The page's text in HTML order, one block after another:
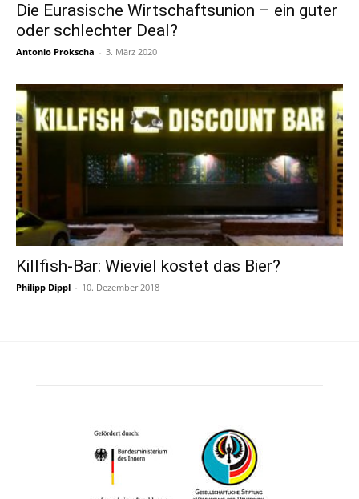
Die Eurasische Wirtschaftsunion – ein guter
oder schlechter Deal?
Antonio Prokscha - 3. März 2020
Killfish-Bar: Wieviel kostet das Bier?
Philipp Dippl - 10. Dezember 2018